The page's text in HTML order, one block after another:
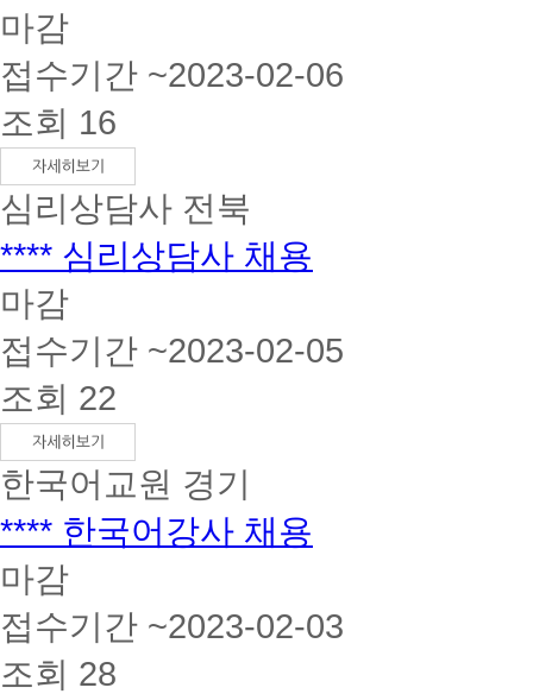
마감
접수기간 ~2023-02-06
조회 16
심리상담사 전북
**** 심리상담사 채용
마감
접수기간 ~2023-02-05
조회 22
한국어교원 경기
**** 한국어강사 채용
마감
접수기간 ~2023-02-03
조회 28